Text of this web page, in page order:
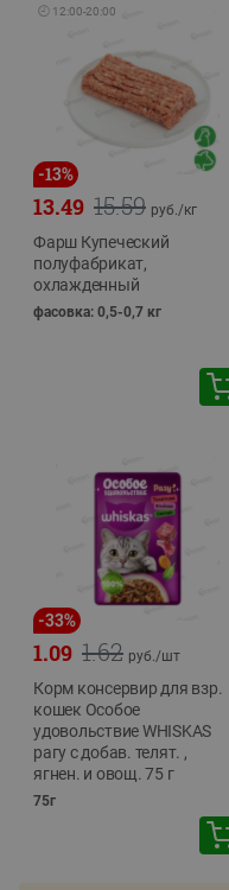
🕘 12:00-20:00
-13%
15.59
13.49 руб./кг
Фарш Купеческий
полуфабрикат,
охлажденный
фасовка: 0,5-0,7 кг
-33%
1.62
1.09 руб./шт
Корм консервир для взр.
кошек Особое
удовольствие WHISKAS
рагу с добав. телят. ,
ягнен. и овощ. 75 г
75г